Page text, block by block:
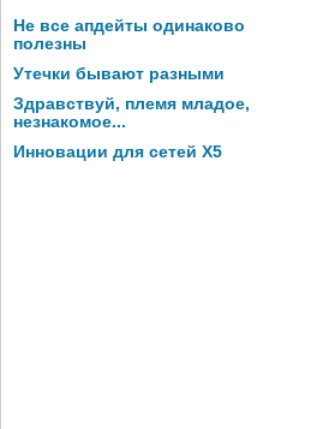
Не все апдейты одинаково
полезны
Утечки бывают разными
Здравствуй, племя младое,
незнакомое...
Инновации для сетей X5